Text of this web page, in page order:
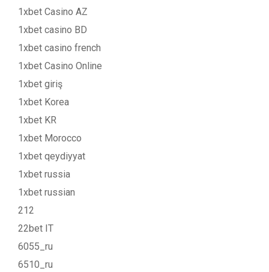
1xbet Casino AZ
1xbet casino BD
1xbet casino french
1xbet Casino Online
1xbet giriş
1xbet Korea
1xbet KR
1xbet Morocco
1xbet qeydiyyat
1xbet russia
1xbet russian
212
22bet IT
6055_ru
6510_ru